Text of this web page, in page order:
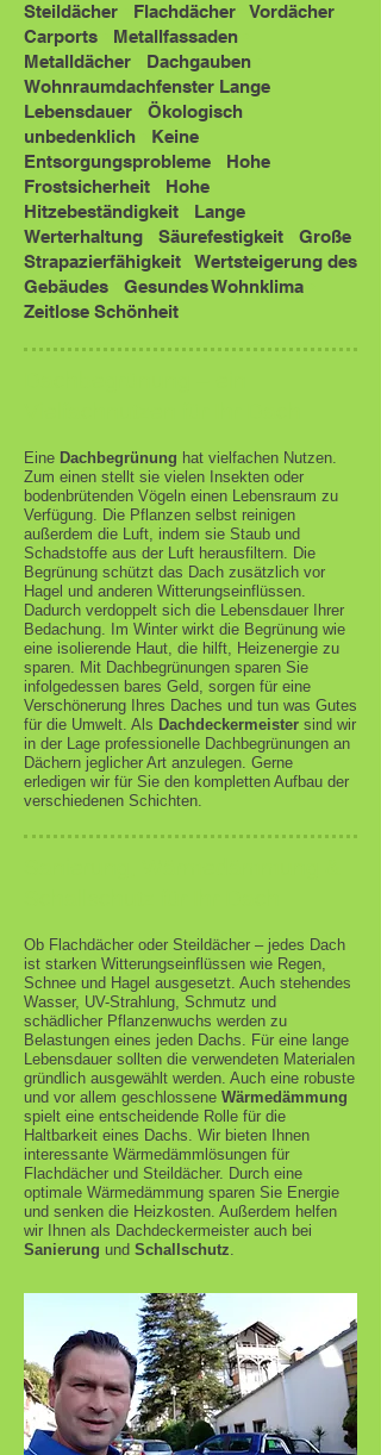
Steildächer
Flachdächer
Vordächer
Carports
Metallfassaden
Metalldächer
Dachgauben
Wohnraumdachfenster Lange
Lebensdauer
Ökologisch
unbedenklich
Keine
Entsorgungsprobleme
Hohe
Frostsicherheit
Hohe
Hitzebeständigkeit
Lange
Werterhaltung
Säurefestigkeit
Große
Strapazierfähigkeit
Wertsteigerung des
Gebäudes
Gesundes Wohnklima
Zeitlose Schönheit
Eine Dachbegrünung hat vielfachen Nutzen.
Zum einen stellt sie vielen Insekten oder
bodenbrütenden Vögeln einen Lebensraum zu
Verfügung. Die Pflanzen selbst reinigen
außerdem die Luft, indem sie Staub und
Schadstoffe aus der Luft herausfiltern. Die
Begrünung schützt das Dach zusätzlich vor
Hagel und anderen Witterungseinflüssen.
Dadurch verdoppelt sich die Lebensdauer Ihrer
Bedachung. Im Winter wirkt die Begrünung wie
eine isolierende Haut, die hilft, Heizenergie zu
sparen. Mit Dachbegrünungen sparen Sie
infolgedessen bares Geld, sorgen für eine
Verschönerung Ihres Daches und tun was Gutes
für die Umwelt. Als Dachdeckermeister sind wir
in der Lage professionelle Dachbegrünungen an
Dächern jeglicher Art anzulegen. Gerne
erledigen wir für Sie den kompletten Aufbau der
verschiedenen Schichten.
Ob Flachdächer oder Steildächer – jedes Dach
ist starken Witterungseinflüssen wie Regen,
Schnee und Hagel ausgesetzt. Auch stehendes
Wasser, UV-Strahlung, Schmutz und
schädlicher Pflanzenwuchs werden zu
Belastungen eines jeden Dachs. Für eine lange
Lebensdauer sollten die verwendeten Materialen
gründlich ausgewählt werden. Auch eine robuste
und vor allem geschlossene Wärmedämmung
spielt eine entscheidende Rolle für die
Haltbarkeit eines Dachs. Wir bieten Ihnen
interessante Wärmedämmlösungen für
Flachdächer und Steildächer. Durch eine
optimale Wärmedämmung sparen Sie Energie
und senken die Heizkosten. Außerdem helfen
wir Ihnen als Dachdeckermeister auch bei
Sanierung und Schallschutz.